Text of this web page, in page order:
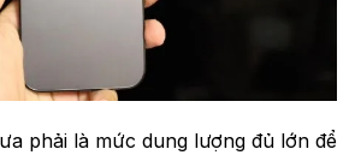
phải là mức dung lượng đủ lớn để